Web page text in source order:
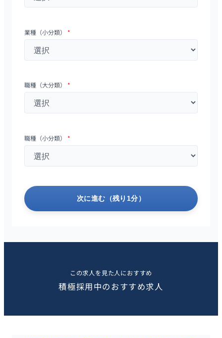
業種（小分類） *
職種（大分類） *
職種（小分類） *
次に進む（残り1分）
この求人を見た人におすすめ
積極採用中のおすすめ求人